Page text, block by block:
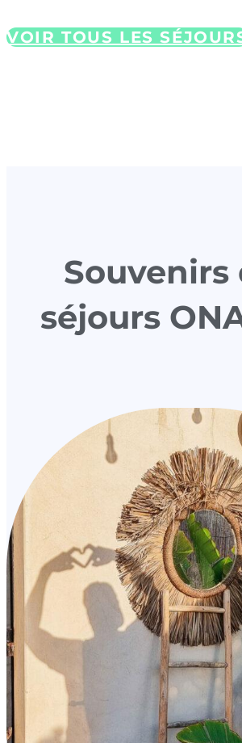
VOIR TOUS LES
Souvenirs
séjours